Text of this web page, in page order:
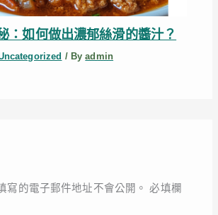
：如何做出濃郁絲滑的醬汁？
/ Byadmin
寫的電子郵件地址不會公開。 必填欄